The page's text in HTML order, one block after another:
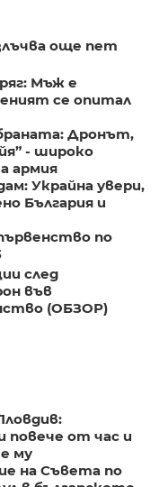
още пет
Мъж е
се опитал
Дронът,
- широко
армия
Украйна увери,
България и
по
след
във
(ОБЗОР)
повече от час и
му
на Съвета по